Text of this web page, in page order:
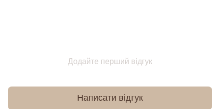
Додайте перший відгук
Написати відгук